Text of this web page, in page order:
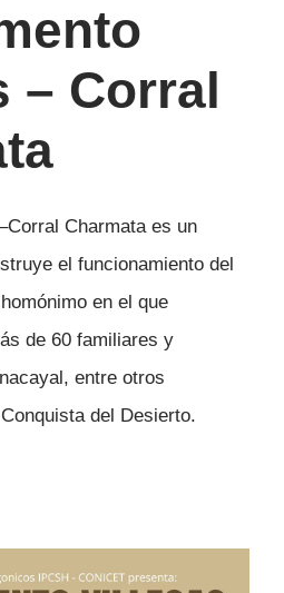
– Corral
Charmata es un
el funcionamiento del
en el que
de 60 familiares y
entre otros
del Desierto.